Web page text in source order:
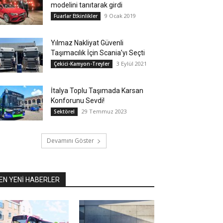
modelini tanıtarak girdi
Fuarlar Etkinlikler 9 Ocak 2019
Yılmaz Nakliyat Güvenli
Taşımacılık İçin Scania’yı Seçti
Çekici-Kamyon-Treyler 3 Eylül 2021
İtalya Toplu Taşımada Karsan
Konforunu Sevdi!
Sektörel 29 Temmuz 2023
Devamını Göster
YENİ HABERLER